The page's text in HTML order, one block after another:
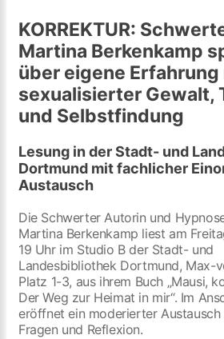
KORREKTUR:
Martina Berkenkamp
über eigene
sexualisierter Gewalt,
und Selbstfindung
Lesung in der Stadt- und
Dortmund mit fachlicher
Austausch
Die Schwerter Autorin und
Martina Berkenkamp liest am
19 Uhr im Studio B der Stadt- und
Landesbibliothek Dortmund, Max-
Platz 1-3, aus ihrem Buch „Mausi,
Der Weg zur Heimat in mir“. Im
eröffnet ein moderierter Austausch
Fragen und Reflexion.